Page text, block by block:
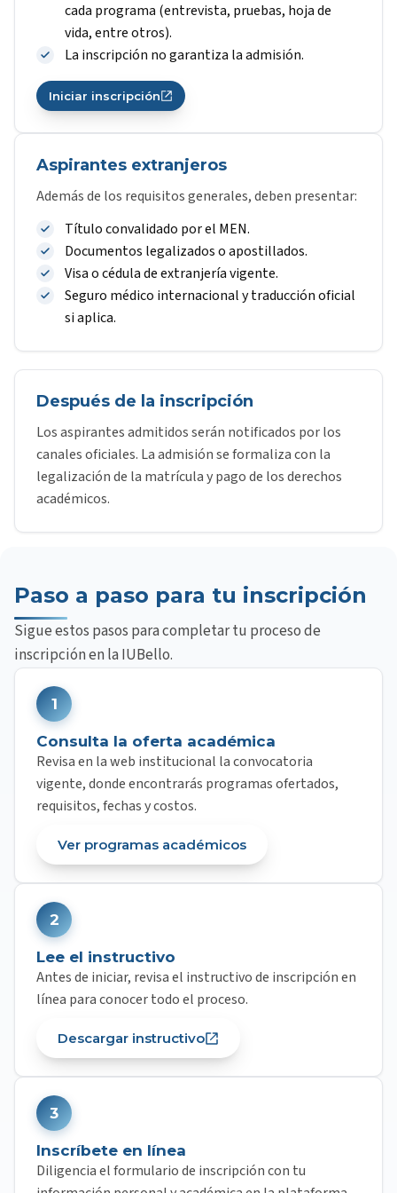
cada programa (entrevista, pruebas, hoja de
vida, entre otros).
La inscripción no garantiza la admisión.
Iniciar inscripción
Aspirantes extranjeros
Además de los requisitos generales, deben presentar:
Título convalidado por el MEN.
Documentos legalizados o apostillados.
Visa o cédula de extranjería vigente.
Seguro médico internacional y traducción oficial
si aplica.
Después de la inscripción
Los aspirantes admitidos serán notificados por los
canales oficiales. La admisión se formaliza con la
legalización de la matrícula y pago de los derechos
académicos.
Paso a paso para tu inscripción
Sigue estos pasos para completar tu proceso de
inscripción en la IUBello.
1
Consulta la oferta académica
Revisa en la web institucional la convocatoria
vigente, donde encontrarás programas ofertados,
requisitos, fechas y costos.
Ver programas académicos
2
Lee el instructivo
Antes de iniciar, revisa el instructivo de inscripción en
línea para conocer todo el proceso.
Descargar instructivo
3
Inscríbete en línea
Diligencia el formulario de inscripción con tu